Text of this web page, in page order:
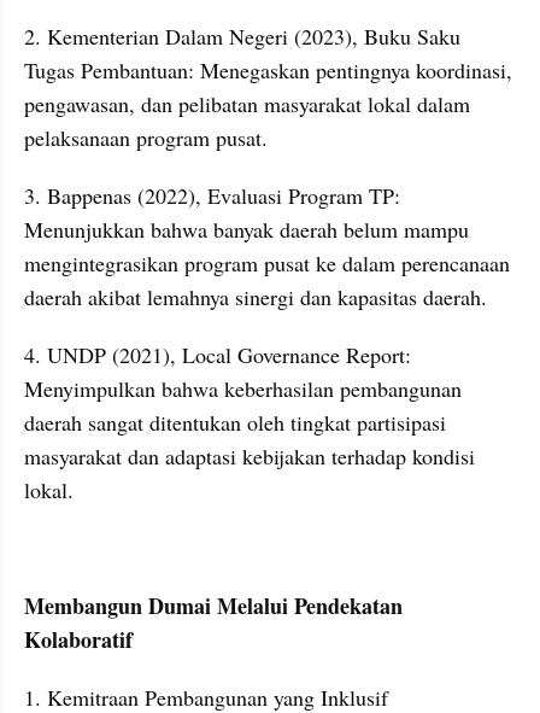
2. Kementerian Dalam Negeri (2023), Buku Saku
Tugas Pembantuan: Menegaskan pentingnya koordinasi,
pengawasan, dan pelibatan masyarakat lokal dalam
pelaksanaan program pusat.
3. Bappenas (2022), Evaluasi Program TP:
Menunjukkan bahwa banyak daerah belum mampu
mengintegrasikan program pusat ke dalam perencanaan
daerah akibat lemahnya sinergi dan kapasitas daerah.
4. UNDP (2021), Local Governance Report:
Menyimpulkan bahwa keberhasilan pembangunan
daerah sangat ditentukan oleh tingkat partisipasi
masyarakat dan adaptasi kebijakan terhadap kondisi
lokal.
Membangun Dumai Melalui Pendekatan
Kolaboratif
1. Kemitraan Pembangunan yang Inklusif